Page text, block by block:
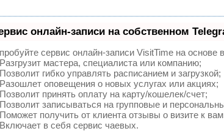
онлайн-записи на собственном
сервис онлайн-записи VisitTime на основе
мастера, специалиста или компанию;
гибко управлять расписанием и загрузкой;
оповещения о новых услугах или акциях;
принять оплату на карту/кошелек/счет;
записываться на групповые и
получить от клиента отзывы о визите к
в себя сервис чаевых.